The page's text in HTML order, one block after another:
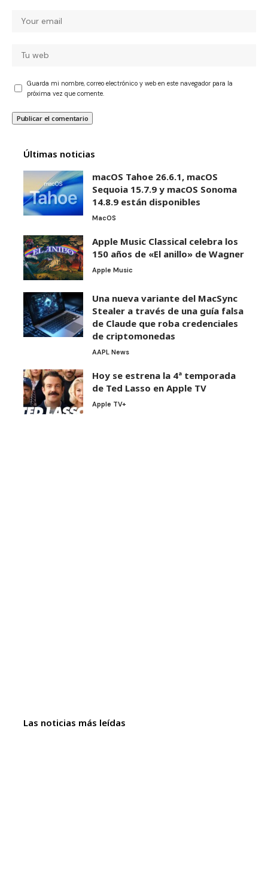
Guarda mi nombre, correo electrónico y web en este navegador para la
próxima vez que comente.
Últimas noticias
macOS Tahoe 26.6.1, macOS
Sequoia 15.7.9 y macOS Sonoma
14.8.9 están disponibles
MacOS
Apple Music Classical celebra los
150 años de «El anillo» de Wagner
Apple Music
Una nueva variante del MacSync
Stealer a través de una guía falsa
de Claude que roba credenciales
de criptomonedas
AAPL News
Hoy se estrena la 4ª temporada
de Ted Lasso en Apple TV
Apple TV+
Las noticias más leídas